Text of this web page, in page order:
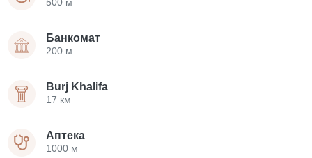
Банкомат
200 м
Burj Khalifa
17 км
Аптека
1000 м